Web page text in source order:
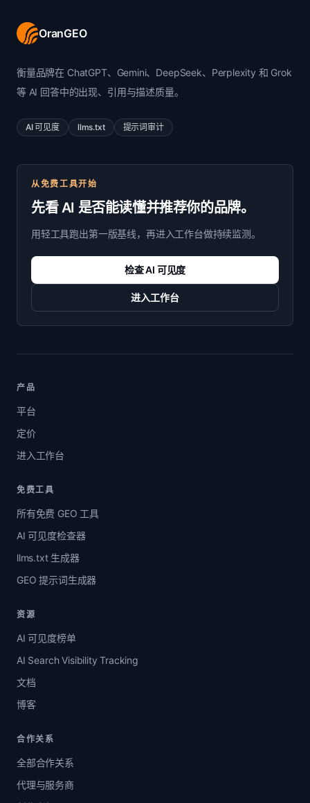
OranGEO
衡量品牌在 ChatGPT、Gemini、DeepSeek、Perplexity 和 Grok
等 AI 回答中的出现、引用与描述质量。
AI 可见度 llms.txt 提示词审计
从免费工具开始
先看 AI 是否能读懂并推荐你的品牌。
用轻工具跑出第一版基线，再进入工作台做持续监测。
检查 AI 可见度
进入工作台
产品
平台
定价
进入工作台
免费工具
所有免费 GEO 工具
AI 可见度检查器
llms.txt 生成器
GEO 提示词生成器
资源
AI 可见度榜单
AI Search Visibility Tracking
文档
博客
合作关系
全部合作关系
代理与服务商